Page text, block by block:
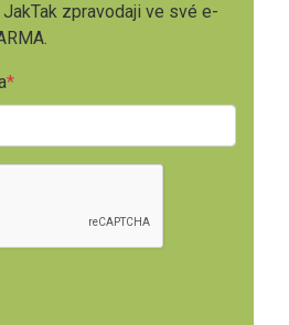
zpravodaji ve své e-